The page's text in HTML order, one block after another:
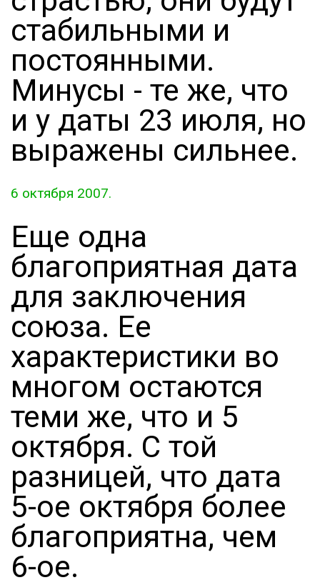
стабильными и
постоянными.
Минусы - те же, что
и у даты 23 июля, но
выражены сильнее.
6 октября 2007.
Еще одна
благоприятная дата
для заключения
союза. Ее
характеристики во
многом остаются
теми же, что и 5
октября. С той
разницей, что дата
5-ое октября более
благоприятна, чем
6-ое.